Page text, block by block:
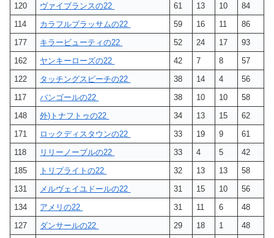
120
ヴァイブランスの22 61 13 10
84
114
カラフルブラッサムの22 59 16 11
86
177
キラービューティの22 52 24 17
93
162
ヤンキーローズの22 42 7 8
57
122
タッチングスピーチの22 38 14 4
56
117
バンゴールの22 38 10 10
58
148
外)トナフトゥの22 34 13 15
62
171
ロックディスタウンの22 33 19 9
61
118
リリーノーブルの22 33 4 5
42
185
トリプライトの22 32 13 13
58
131
メルヴェイユドールの22 31 15 10
56
134
アメリの22 31 11 6
48
127
ダンサールの22 29 18 1
48